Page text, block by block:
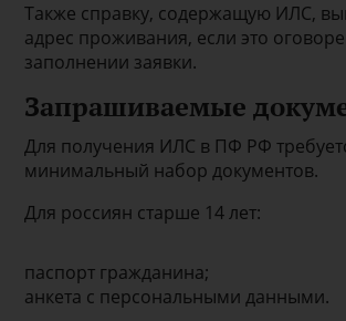
Также справку, содержащую ИЛС,
адрес проживания, если это
заполнении заявки.
Запрашиваемые
Для получения ИЛС в ПФ РФ
минимальный набор документов.
Для россиян старше 14 лет:
паспорт гражданина;
анкета с персональными данными.